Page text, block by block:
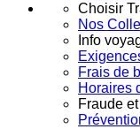
Choisir
Nos
Info
Frais de
Horaires
Fraude